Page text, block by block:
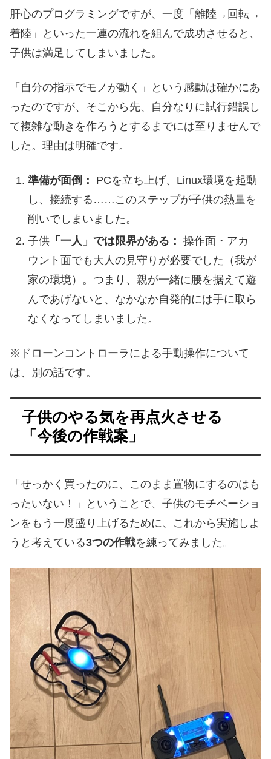
肝心のプログラミングですが、一度「離陸→回転→
着陸」といった一連の流れを組んで成功させると、
子供は満足してしまいました。
「自分の指示でモノが動く」という感動は確かにあ
ったのですが、そこから先、自分なりに試行錯誤し
て複雑な動きを作ろうとするまでには至りませんで
した。理由は明確です。
準備が面倒：
PCを立ち上げ、Linux環境を起動
し、接続する……このステップが子供の熱量を
削いでしまいました。
子供「一人」では限界がある： 操作面・アカ
ウント面でも大人の見守りが必要でした（我が
家の環境）。つまり、親が一緒に腰を据えて遊
んであげないと、なかなか自発的には手に取ら
なくなってしまいました。
※ドローンコントローラによる手動操作について
は、別の話です。
子供のやる気を再点火させる
「今後の作戦案」
「せっかく買ったのに、このまま置物にするのはも
ったいない！」ということで、子供のモチベーショ
ンをもう一度盛り上げるために、これから実施しよ
うと考えている3つの作戦を練ってみました。